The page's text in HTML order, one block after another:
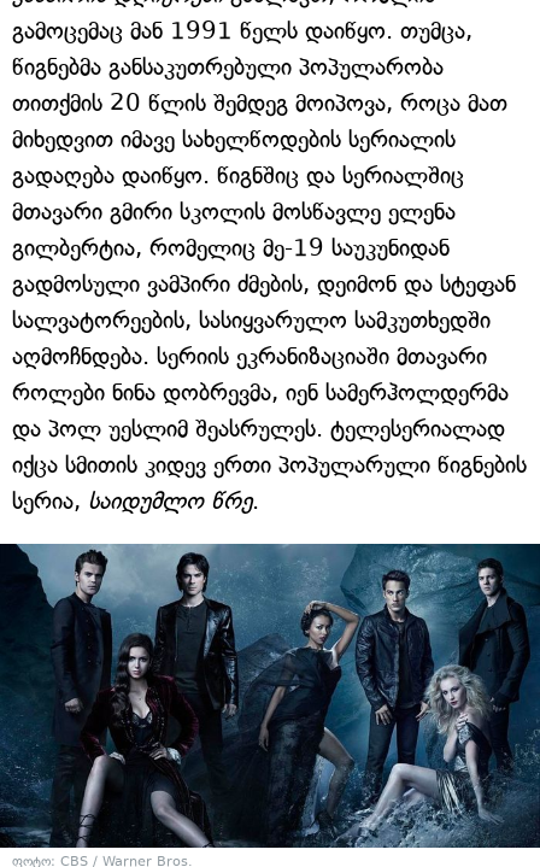
გამოცემაც მან 1991 წელს დაიწყო. თუმცა,
წიგნებმა განსაკუთრებული პოპულარობა
თითქმის 20 წლის შემდეგ მოიპოვა, როცა მათ
მიხედვით იმავე სახელწოდების სერიალის
გადაღება დაიწყო. წიგნშიც და სერიალშიც
მთავარი გმირი სკოლის მოსწავლე ელენა
გილბერტია, რომელიც მე-19 საუკუნიდან
გადმოსული ვამპირი ძმების, დეიმონ და სტეფან
სალვატორეების, სასიყვარულო სამკუთხედში
აღმოჩნდება. სერიის ეკრანიზაციაში მთავარი
როლები ნინა დობრევმა, იენ სამერჰოლდერმა
და პოლ უესლიმ შეასრულეს. ტელესერიალად
იქცა სმითის კიდევ ერთი პოპულარული წიგნების
სერია, საიდუმლო წრე.
ფოტო: CBS / Warner Bros.